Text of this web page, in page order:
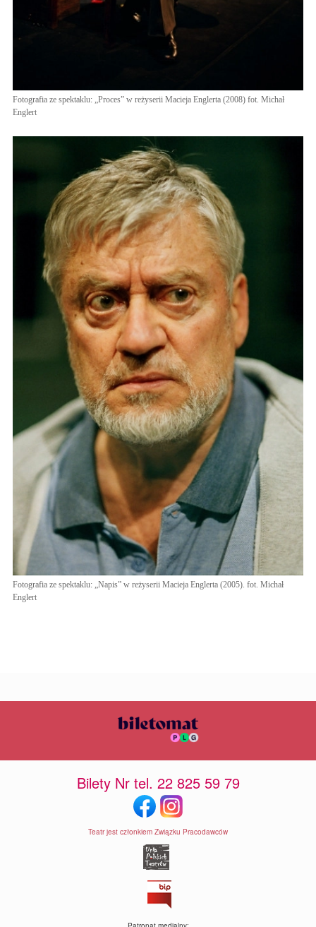
Fotografia ze spektaklu: „Proces” w reżyserii Macieja Englerta (2008) fot. Michał
Englert
Fotografia ze spektaklu: „Napis” w reżyserii Macieja Englerta (2005). fot. Michał
Englert
Bilety Nr tel. 22 825 59 79
Teatr jest członkiem Związku Pracodawców